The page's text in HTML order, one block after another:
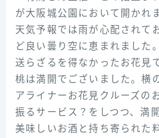
リンク集
が大阪城公園において開かれ
天気予報では雨が心配されて
ど良い曇り空に恵まれました
送らざるを得なかったお花見
桃は満開でございました。横
アライナーお花見クルーズの
振るサービス？をしつつ、満
美味しいお酒と持ち寄られた